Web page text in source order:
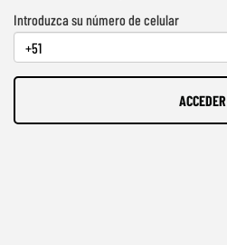
Introduzca su número de celular
ACCEDER